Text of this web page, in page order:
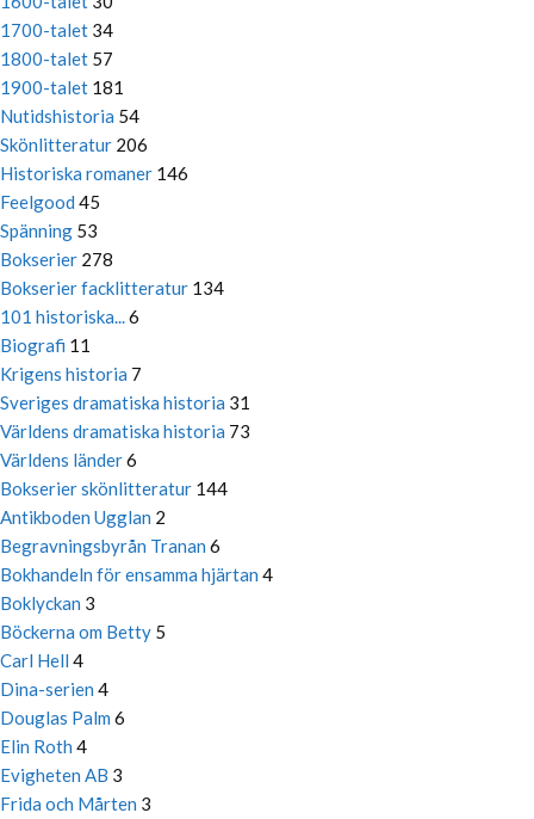
1700-talet 34
1800-talet 57
1900-talet 181
Nutidshistoria 54
Skönlitteratur 206
Historiska romaner 146
Feelgood 45
Spänning 53
Bokserier 278
Bokserier facklitteratur 134
101 historiska...6
Biografi 11
Krigens historia 7
Sveriges dramatiska historia 31
Världens dramatiska historia 73
Världens länder6
Bokserier skönlitteratur 144
Antikboden Ugglan 2
Begravningsbyrån Tranan 6
Bokhandeln för ensamma hjärtan 4
Boklyckan 3
Böckerna om Betty 5
Carl Hell 4
Dina-serien 4
Douglas Palm 6
Elin Roth 4
Evigheten AB 3
Frida och Mårten 3